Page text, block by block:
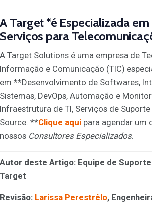
A Target*é Especializada
Serviços para
A Target Solutions é uma empresa de
Informação e Comunicação (TIC)
em **Desenvolvimento de Softwares,
Sistemas, DevOps, Automação e
Infraestrutura de TI, Serviços de
Source. **Clique aqui para agendar um
nossos Consultores Especializados.
Autor deste Artigo: Equipe de
Target
Revisão: Larissa Perestrêlo,